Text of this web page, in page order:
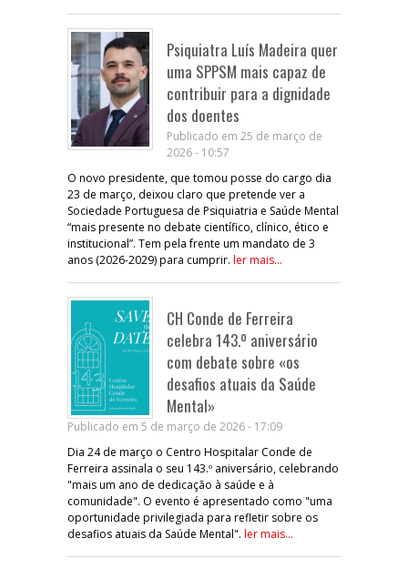
Psiquiatra Luís Madeira quer
uma SPPSM mais capaz de
contribuir para a dignidade
dos doentes
Publicado em 25 de março de
2026 - 10:57
O novo presidente, que tomou posse do cargo dia
23 de março, deixou claro que pretende ver a
Sociedade Portuguesa de Psiquiatria e Saúde Mental
“mais presente no debate científico, clínico, ético e
institucional”. Tem pela frente um mandato de 3
anos (2026-2029) para cumprir. ler mais...
CH Conde de Ferreira
celebra 143.º aniversário
com debate sobre «os
desafios atuais da Saúde
Mental»
Publicado em 5 de março de 2026 - 17:09
Dia 24 de março o Centro Hospitalar Conde de
Ferreira assinala o seu 143.º aniversário, celebrando
"mais um ano de dedicação à saúde e à
comunidade". O evento é apresentado como "uma
oportunidade privilegiada para refletir sobre os
desafios atuais da Saúde Mental". ler mais...